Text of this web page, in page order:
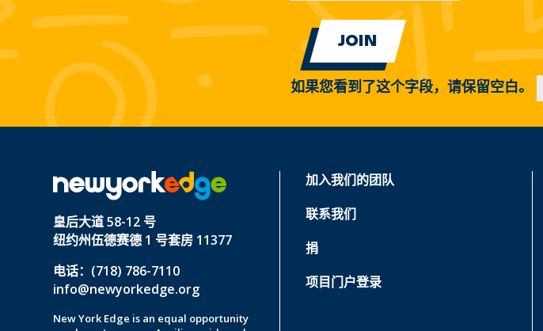
如果您看到了这个字段，请保留空白。
皇后大道 58-12 号
纽约州伍德赛德 1 号套房 11377
电话：(718) 786-7110
info@newyorkedge.org
New York Edge is an equal opportunity
加入我们的团队
联系我们
捐
项目门户登录